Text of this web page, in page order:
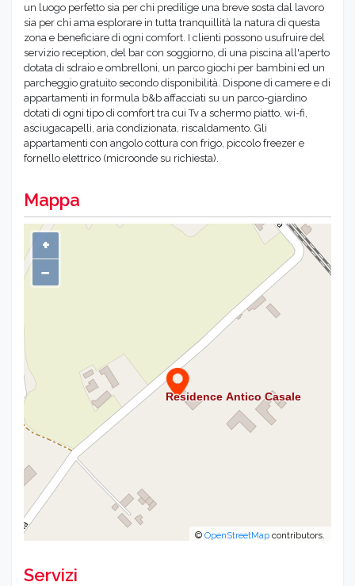
un luogo perfetto sia per chi predilige una breve sosta dal lavoro
sia per chi ama esplorare in tutta tranquillità la natura di questa
zona e beneficiare di ogni comfort. I clienti possono usufruire del
servizio reception, del bar con soggiorno, di una piscina all'aperto
dotata di sdraio e ombrelloni, un parco giochi per bambini ed un
parcheggio gratuito secondo disponibilità. Dispone di camere e di
appartamenti in formula b&b affacciati su un parco-giardino
dotati di ogni tipo di comfort tra cui Tv a schermo piatto, wi-fi,
asciugacapelli, aria condizionata, riscaldamento. Gli
appartamenti con angolo cottura con frigo, piccolo freezer e
fornello elettrico (microonde su richiesta).
Mappa
+
−
©OpenStreetMap contributors.
Servizi